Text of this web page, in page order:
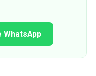
WhatsApp